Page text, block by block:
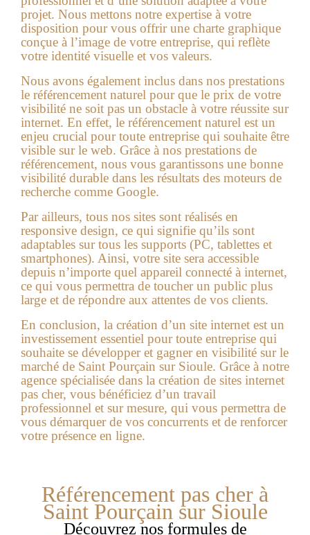
projet. Nous mettons notre expertise à votre
disposition pour vous offrir une charte graphique
conçue à l’image de votre entreprise, qui reflète
votre identité visuelle et vos valeurs.
Nous avons également inclus dans nos prestations
le référencement naturel pour que le prix de votre
visibilité ne soit pas un obstacle à votre réussite sur
internet. En effet, le référencement naturel est un
enjeu crucial pour toute entreprise qui souhaite être
visible sur le web. Grâce à nos prestations de
référencement, nous vous garantissons une bonne
visibilité durable dans les résultats des moteurs de
recherche comme Google.
Par ailleurs, tous nos sites sont réalisés en
responsive design, ce qui signifie qu’ils sont
adaptables sur tous les supports (PC, tablettes et
smartphones). Ainsi, votre site sera accessible
depuis n’importe quel appareil connecté à internet,
ce qui vous permettra de toucher un public plus
large et de répondre aux attentes de vos clients.
En conclusion, la création d’un site internet est un
investissement essentiel pour toute entreprise qui
souhaite se développer et gagner en visibilité sur le
marché de Saint Pourçain sur Sioule. Grâce à notre
agence spécialisée dans la création de sites internet
pas cher, vous bénéficiez d’un travail
professionnel et sur mesure, qui vous permettra de
vous démarquer de vos concurrents et de renforcer
votre présence en ligne.
Référencement pas cher à
Saint Pourçain sur Sioule
Découvrez nos formules de